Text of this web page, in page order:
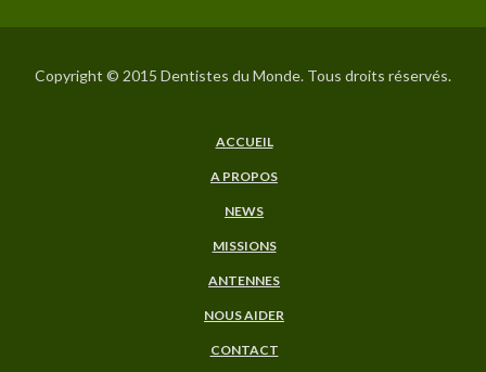
Copyright © 2015 Dentistes du Monde. Tous droits réservés.
ACCUEIL
A PROPOS
NEWS
MISSIONS
ANTENNES
NOUS AIDER
CONTACT